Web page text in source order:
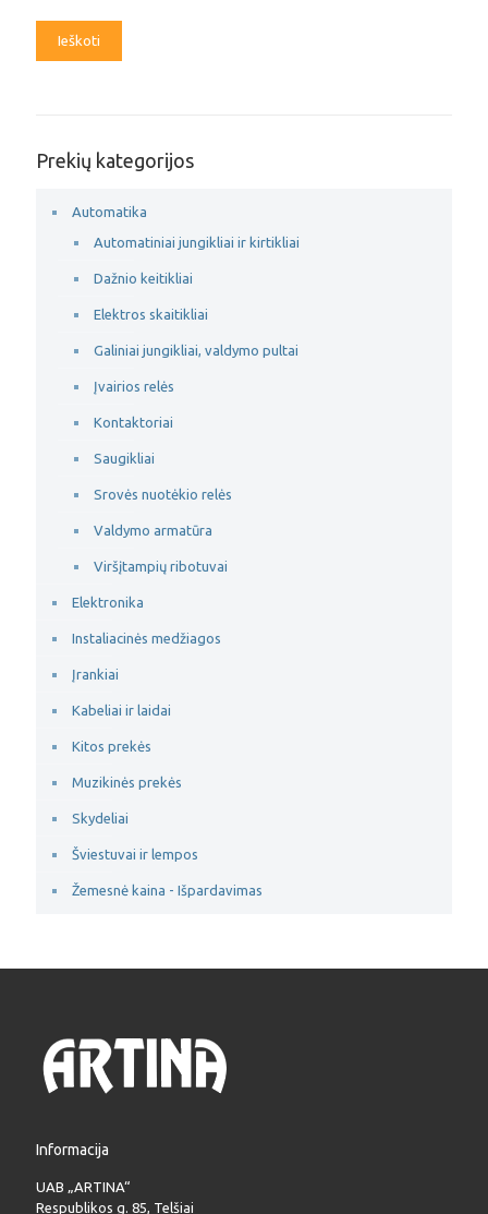
Ieškoti
Prekių kategorijos
Automatika
Automatiniai jungikliai ir kirtikliai
Dažnio keitikliai
Elektros skaitikliai
Galiniai jungikliai, valdymo pultai
Įvairios relės
Kontaktoriai
Saugikliai
Srovės nuotėkio relės
Valdymo armatūra
Viršįtampių ribotuvai
Elektronika
Instaliacinės medžiagos
Įrankiai
Kabeliai ir laidai
Kitos prekės
Muzikinės prekės
Skydeliai
Šviestuvai ir lempos
Žemesnė kaina - Išpardavimas
Informacija
UAB „ARTINA“
Respublikos g. 85, Telšiai